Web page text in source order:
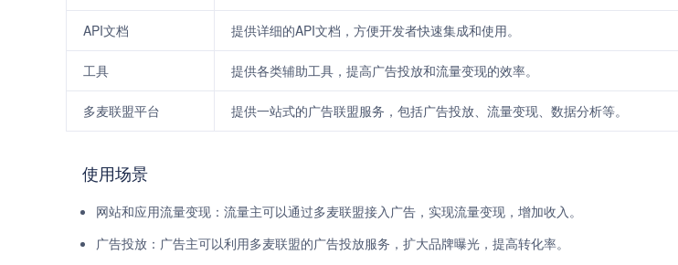
API文档 提供详细的API文档，方便开发者快速集成和使用。
工具 提供各类辅助工具，提高广告投放和流量变现的效率。
多麦联盟平台 提供一站式的广告联盟服务，包括广告投放、流量变现、数据分析等。
使用场景
网站和应用流量变现：流量主可以通过多麦联盟接入广告，实现流量变现，增加收入。
广告投放：广告主可以利用多麦联盟的广告投放服务，扩大品牌曝光，提高转化率。